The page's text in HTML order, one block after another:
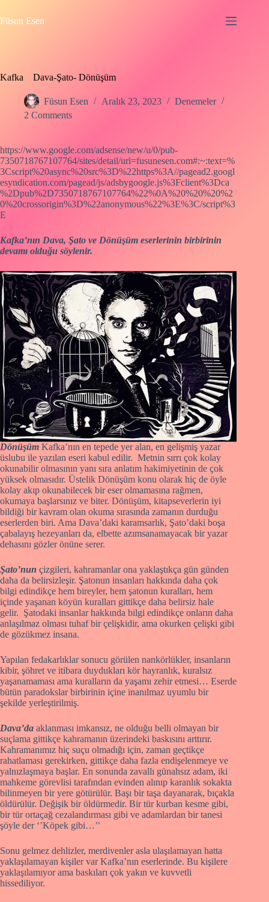
to
content
Füsun Esen
Kafka Dava-Şato- Dönüşüm
Füsun Esen Aralık 23, 2023
Denemeler
2 Comments
https://www.google.com/adsense/new/u/0/pub-
7350718767107764/sites/detail/url=fusunesen.com#:~:text=%
3Cscript%20async%20src%3D%22https%3A//pagead2.googl
esyndication.com/pagead/js/adsbygoogle.js%3Fclient%3Dca
%2Dpub%2D7350718767107764%22%0A%20%20%20%2
0%20crossorigin%3D%22anonymous%22%3E%3C/script%3
E
Kafka’nın Dava, Şato ve Dönüşüm eserlerinin birbirinin
devamı olduğu söylenir.
Dönüşüm Kafka’nın en tepede yer alan, en gelişmiş yazar
üslubu ile yazılan eseri kabul edilir. Metnin sırrı çok kolay
okunabilir olmasının yanı sıra anlatım hakimiyetinin de çok
yüksek olmasıdır. Üstelik Dönüşüm konu olarak hiç de öyle
kolay akıp okunabilecek bir eser olmamasına rağmen,
okumaya başlarsınız ve biter. Dönüşüm, kitapseverlerin iyi
bildiği bir kavram olan okuma sırasında zamanın durduğu
eserlerden biri. Ama Dava’daki karamsarlık, Şato’daki boşa
çabalayış hezeyanları da, elbette azımsanamayacak bir yazar
dehasını gözler önüne serer.
Şato’nun çizgileri, kahramanlar ona yaklaştıkça gün günden
daha da belirsizleşir. Şatonun insanları hakkında daha çok
bilgi edindikçe hem bireyler, hem şatonun kuralları, hem
içinde yaşanan köyün kuralları gittikçe daha belirsiz hale
gelir. Şatodaki insanlar hakkında bilgi edindikçe onların daha
anlaşılmaz olması tuhaf bir çelişkidir, ama okurken çelişki gibi
de gözükmez insana.
Yapılan fedakarlıklar sonucu görülen nankörlükler, insanların
kibir, şöhret ve itibara duydukları kör hayranlık, kuralsız
yaşanamaması ama kuralların da yaşamı zehir etmesi… Eserde
bütün paradokslar birbirinin içine inanılmaz uyumlu bir
şekilde yerleştirilmiş.
Dava’da aklanması imkansız, ne olduğu belli olmayan bir
suçlama gittikçe kahramanın üzerindeki baskısını arttırır.
Kahramanımız hiç suçu olmadığı için, zaman geçtikçe
rahatlaması gerekirken, gittikçe daha fazla endişelenmeye ve
yalnızlaşmaya başlar. En sonunda zavallı günahsız adam, iki
mahkeme görevlisi tarafından evinden alınıp karanlık sokakta
bilinmeyen bir yere götürülür. Başı bir taşa dayanarak, bıçakla
öldürülür. Değişik bir öldürmedir. Bir tür kurban kesme gibi,
bir tür ortaçağ cezalandırması gibi ve adamlardan bir tanesi
şöyle der ‘’Köpek gibi…’’
Sonu gelmez dehlizler, merdivenler asla ulaşılamayan hatta
yaklaşılamayan kişiler var Kafka’nın eserlerinde. Bu kişilere
yaklaşılamıyor ama baskıları çok yakın ve kuvvetli
hissediliyor.